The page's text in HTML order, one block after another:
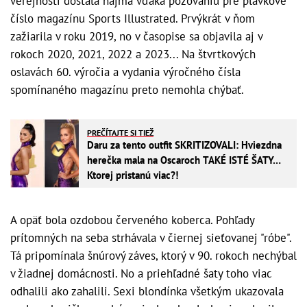
číslo magazínu Sports Illustrated. Prvýkrát v ňom
zažiarila v roku 2019, no v časopise sa objavila aj v
rokoch 2020, 2021, 2022 a 2023... Na štvrtkových
oslavách 60. výročia a vydania výročného čísla
spomínaného magazínu preto nemohla chýbať.
PREČÍTAJTE SI TIEŽ
Daru za tento outfit SKRITIZOVALI: Hviezdna
herečka mala na Oscaroch TAKÉ ISTÉ ŠATY…
Ktorej pristanú viac?!
A opäť bola ozdobou červeného koberca. Pohľady
prítomných na seba strhávala v čiernej sieťovanej "róbe".
Tá pripomínala šnúrový záves, ktorý v 90. rokoch nechýbal
v žiadnej domácnosti. No a priehľadné šaty toho viac
odhalili ako zahalili. Sexi blondínka všetkým ukazovala